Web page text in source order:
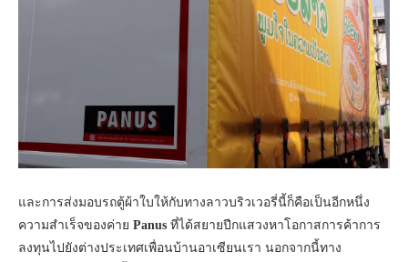
และการส่งมอบรถตู้ผ้าใบให้กับทางลาวบริวเวอรี่นี้ก็คือเป็นอีกหนึ่ง
ความสำเร็จของค่าย Panus ที่ได้สยายปีกแสวงหาโอกาสการค้าการ
ลงทุนไปยังต่างประเทศเพื่อนบ้านอาเซียนเรา นอกจากนี้ทาง